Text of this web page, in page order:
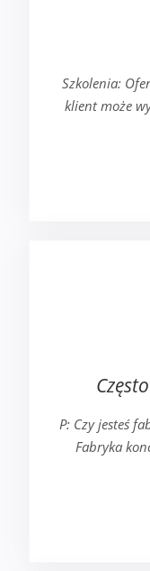
Szkolenia:
klient może
P: Czy jesteś
Fabryka